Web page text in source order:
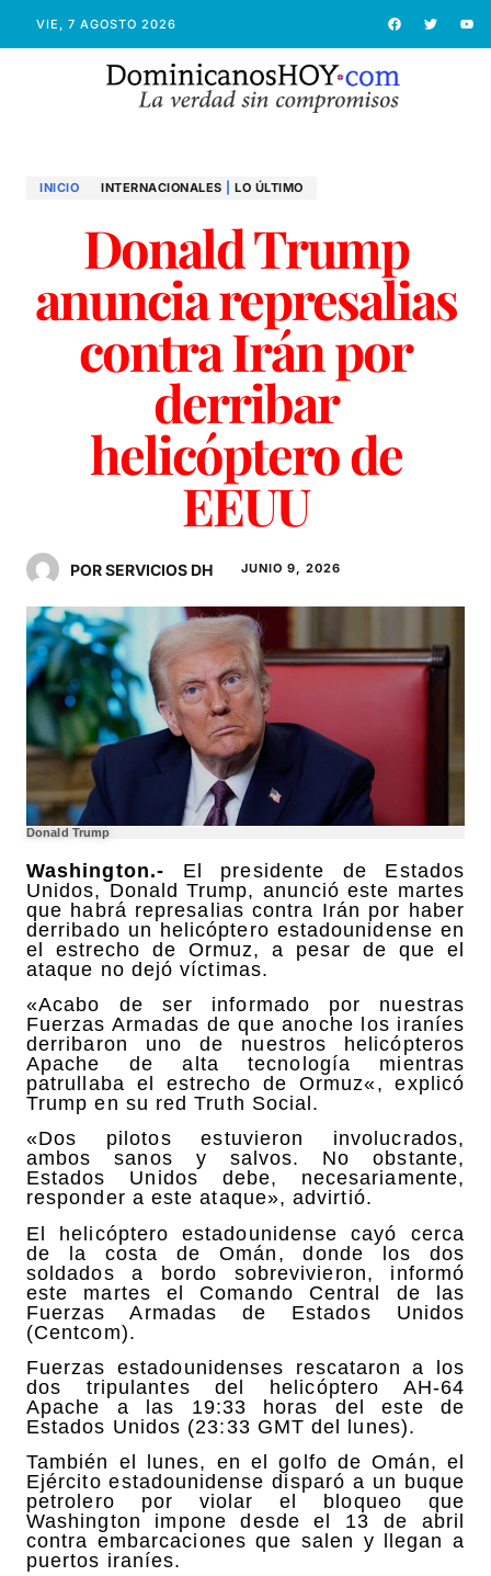
VIE, 7 AGOSTO 2026
INICIO INTERNACIONALES LO ÚLTIMO
Donald Trump
anuncia represalias
contra Irán por
derribar
helicóptero de
EEUU
POR SERVICIOS DH JUNIO 9, 2026
Donald Trump
Washington.- El presidente de Estados
Unidos, Donald Trump, anunció este martes
que habrá represalias contra Irán por haber
derribado un helicóptero estadounidense en
el estrecho de Ormuz, a pesar de que el
ataque no dejó víctimas.
«Acabo de ser informado por nuestras
Fuerzas Armadas de que anoche los iraníes
derribaron uno de nuestros helicópteros
Apache de alta tecnología mientras
patrullaba el estrecho de Ormuz«, explicó
Trump en su red Truth Social.
«Dos pilotos estuvieron involucrados,
ambos sanos y salvos. No obstante,
Estados Unidos debe, necesariamente,
responder a este ataque», advirtió.
El helicóptero estadounidense cayó cerca
de la costa de Omán, donde los dos
soldados a bordo sobrevivieron, informó
este martes el Comando Central de las
Fuerzas Armadas de Estados Unidos
(Centcom).
Fuerzas estadounidenses rescataron a los
dos tripulantes del helicóptero AH-64
Apache a las 19:33 horas del este de
Estados Unidos (23:33 GMT del lunes).
También el lunes, en el golfo de Omán, el
Ejército estadounidense disparó a un buque
petrolero por violar el bloqueo que
Washington impone desde el 13 de abril
contra embarcaciones que salen y llegan a
puertos iraníes.